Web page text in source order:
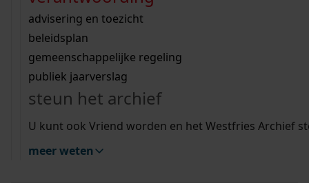
bouwvergunningen
omgevingsvergunningen
vergunningen
beeld en geluid
uitleg nodig?
Wij helpen u op weg met een aantal zoektips.
bekijk alle zoektips
Wij helpen u op weg met een aantal zoektips.
bekijk alle zoektips
bekijk ons geschiedenislokaal
advisering en toezicht
beleidsplan
gemeenschappelijke regeling
publiek jaarverslag
steun het archief
U kunt ook Vriend worden en het Westfries Archief
meer weten
zoektips
Mijn Studiezaal (inloggen)
uw zoekopdracht te